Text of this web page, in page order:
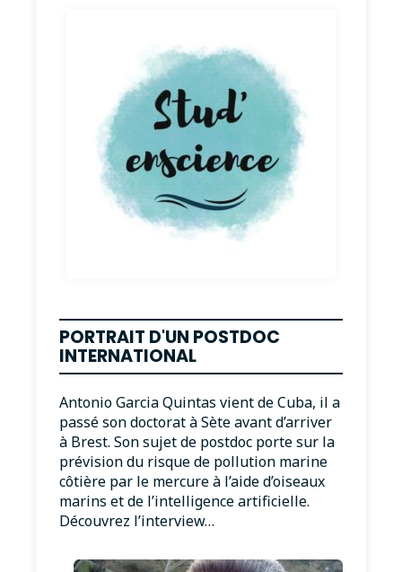
PORTRAIT D'UN POSTDOC
INTERNATIONAL
Antonio Garcia Quintas vient de Cuba, il a
passé son doctorat à Sète avant d’arriver
à Brest. Son sujet de postdoc porte sur la
prévision du risque de pollution marine
côtière par le mercure à l’aide d’oiseaux
marins et de l’intelligence artificielle.
Découvrez l’interview…